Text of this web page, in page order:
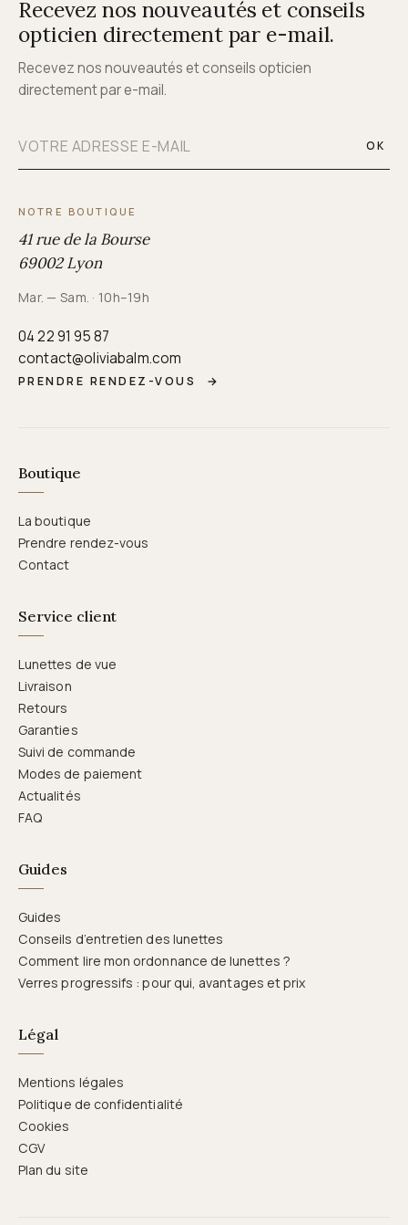
Recevez nos nouveautés et conseils
opticien directement par e-mail.
Recevez nos nouveautés et conseils opticien
directement par e-mail.
OK
NOTRE BOUTIQUE
41 rue de la Bourse
69002 Lyon
Mar. — Sam. · 10h–19h
04 22 91 95 87
contact@oliviabalm.com
PRENDRE RENDEZ-VOUS →
Boutique
La boutique
Prendre rendez-vous
Contact
Service client
Lunettes de vue
Livraison
Retours
Garanties
Suivi de commande
Modes de paiement
Actualités
FAQ
Guides
Guides
Conseils d’entretien des lunettes
Comment lire mon ordonnance de lunettes ?
Verres progressifs : pour qui, avantages et prix
Légal
Mentions légales
Politique de confidentialité
Cookies
CGV
Plan du site